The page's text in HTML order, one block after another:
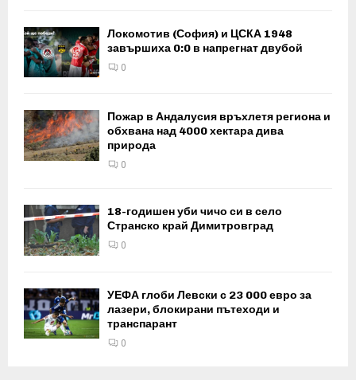
Локомотив (София) и ЦСКА 1948
завършиха 0:0 в напрегнат двубой
0
Пожар в Андалусия връхлетя региона и
обхвана над 4000 хектара дива
природа
0
18-годишен уби чичо си в село
Странско край Димитровград
0
УЕФА глоби Левски с 23 000 евро за
лазери, блокирани пътеходи и
транспарант
0